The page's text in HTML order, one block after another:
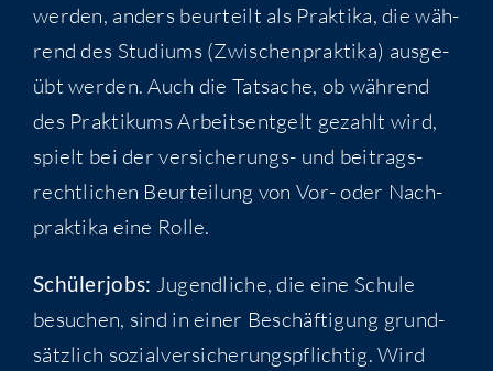
wer­den, anders beur­teilt als Prak­ti­ka, die wäh­
rend des Stu­di­ums (Zwi­schen­prak­ti­ka) aus­ge­
übt wer­den. Auch die Tat­sa­che, ob wäh­rend
des Prak­ti­kums Arbeits­ent­gelt gezahlt wird,
spielt bei der ver­si­che­rungs- und bei­trags­
recht­li­chen Beur­tei­lung von Vor- oder Nach­
prak­ti­ka eine Rolle.
Schü­ler­jobs: Jugend­li­che, die eine Schu­le
besu­chen, sind in einer Beschäf­ti­gung grund­
sätz­lich sozi­al­ver­si­che­rungs­pflich­tig. Wird